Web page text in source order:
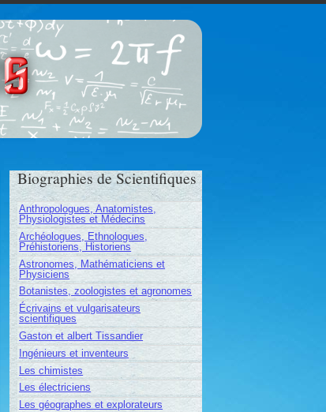
Biographies de Scientifiques
Anthropologues, Anatomistes,
Physiologistes et Médecins
Archéologues, Ethnologues,
Préhistoriens, Historiens
Astronomes, Mathématiciens et
Physiciens
Botanistes, zoologistes et agronomes
Écrivains et vulgarisateurs
scientifiques
Gaston et albert Tissandier
Ingénieurs et inventeurs
Les chimistes
Les électriciens
Les géographes et explorateurs